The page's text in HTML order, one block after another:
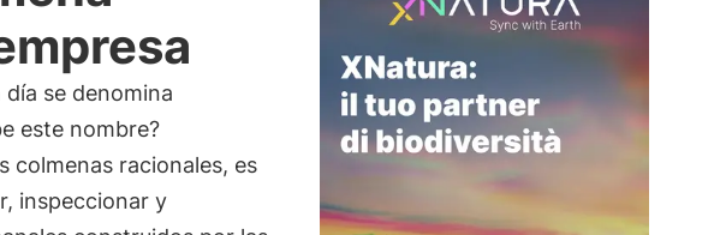
se denomina
este nombre?
colmenas racionales, es
inspeccionar y